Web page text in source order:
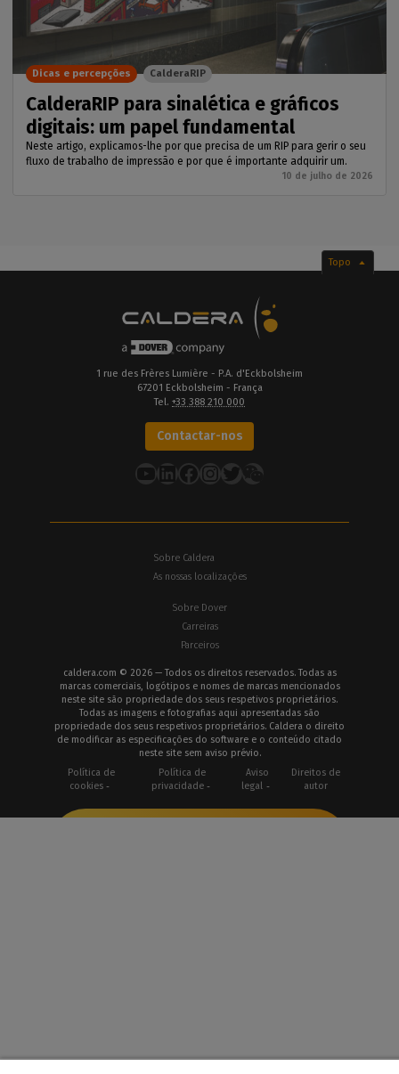
CalderaRIP para sinalética e gráficos
digitais: um papel fundamental
Neste artigo, explicamos-lhe por que precisa de um RIP para gerir o seu
fluxo de trabalho de impressão e por que é importante adquirir um.
10 de julho de 2026
Dicas e percepções CalderaRIP
Topo
1 rue des Frères Lumière - P.A. d'Eckbolsheim
67201 Eckbolsheim - França
Tel. +33 388 210 000
Contactar-nos
YouTube
LinkedIn
Facebook
Instagram
Twitter
Sobre Caldera
As nossas localizações
Sobre Dover
Carreiras
Parceiros
caldera.com © 2026 — Todos os direitos reservados. Todas as
marcas comerciais, logótipos e nomes de marcas mencionados
neste site são propriedade dos seus respetivos proprietários.
Todas as imagens e fotografias aqui apresentadas são
propriedade dos seus respetivos proprietários. Caldera o direito
de modificar as especificações do software e o conteúdo citado
neste site sem aviso prévio.
Política de
cookies
Política de
privacidade
Aviso
legal
Direitos de
autor